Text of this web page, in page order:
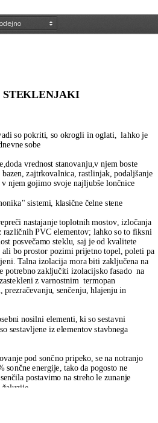
so pokriti, so okrogli in oglati,  lahko je
sobe
vrednost stanovanju,v njem boste
zajtrkovalnica, rastlinjak, podaljšanje
njem gojimo svoje najljubše lončnice
sistemi, klasične čelne stene
nastajanje toplotnih mostov, izločanja
različnih PVC elementov; lahko so to fiksni
posvečamo steklu, saj je od kvalitete
bo prostor pozimi prijetno topel, poleti pa
Talna izolacija mora biti zaključena na
potrebno zaključiti izolacijsko fasado  na
z varnostnim  termopan
senčenju, hlajenju in
nosilni elementi, ki so sestavni
sestavljene iz elementov stavbnega
pod sončno pripeko, se na notranjo
energije, tako da pogosto ne
postavimo na streho le zunanje
in sneg, zato je njegovo koriščenje